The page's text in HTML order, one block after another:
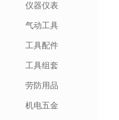
仪器仪表
气动工具
工具配件
工具组套
劳防用品
机电五金